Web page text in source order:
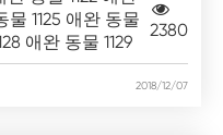
물 1125 애완 동물
애완 동물 1129
2380
2018/12/07